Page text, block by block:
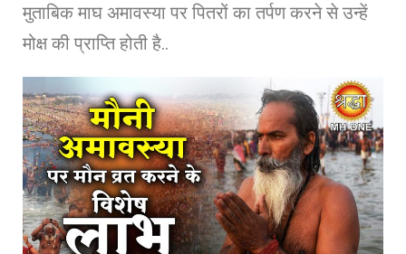
मुताबिक माघ अमावस्या पर पितरों का तर्पण करने से उन्हें
मोक्ष की प्राप्ति होती है..